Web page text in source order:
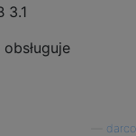
3.1
darco